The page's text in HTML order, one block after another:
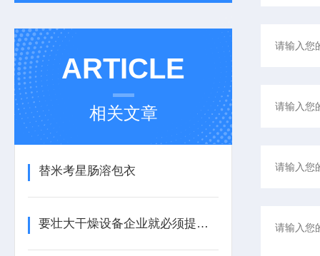
ARTICLE
相关文章
替米考星肠溶包衣
要壮大干燥设备企业就必须提高行业准入门槛